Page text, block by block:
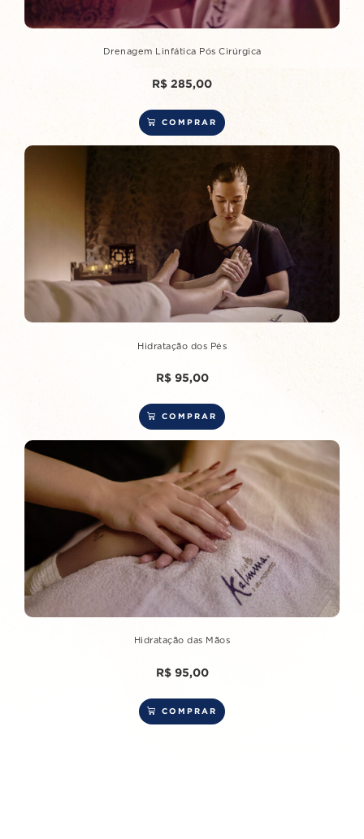
Drenagem Linfática Pós Cirúrgica
R$ 285,00
COMPRAR
Hidratação dos Pés
R$95,00
COMPRAR
Hidratação das Mãos
R$95,00
COMPRAR